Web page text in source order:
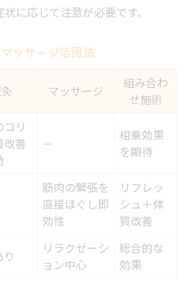
に応じて注意が必要です。
ッサージ活用法
マッサージ
組み合わ
せ施術
コリ
改善
－
相乗効果
を期待
筋肉の緊張を
直接ほぐし即
効性
リフレッ
シュ＋体
質改善
リラクゼーシ
ョン中心
総合的な
効果